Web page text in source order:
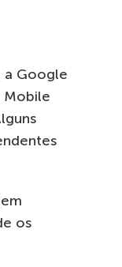
a Google
Mobile
os